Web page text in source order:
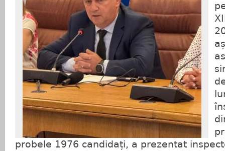
probele 1976 candidați, a prezentat